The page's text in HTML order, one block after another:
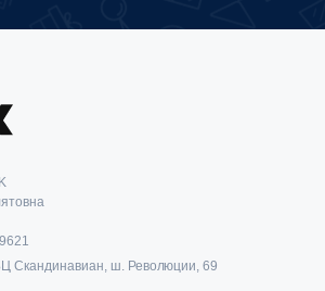
Скандинавиан, ш. Революции, 69